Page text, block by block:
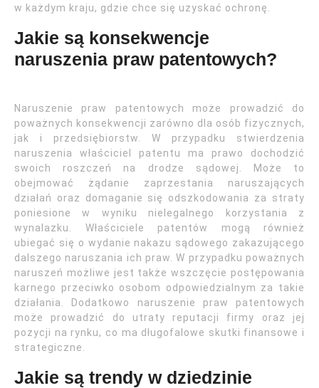
w każdym kraju, gdzie chce się uzyskać ochronę.
Jakie są konsekwencje
naruszenia praw patentowych?
Naruszenie praw patentowych może prowadzić do
poważnych konsekwencji zarówno dla osób fizycznych,
jak i przedsiębiorstw. W przypadku stwierdzenia
naruszenia właściciel patentu ma prawo dochodzić
swoich roszczeń na drodze sądowej. Może to
obejmować żądanie zaprzestania naruszających
działań oraz domaganie się odszkodowania za straty
poniesione w wyniku nielegalnego korzystania z
wynalazku. Właściciele patentów mogą również
ubiegać się o wydanie nakazu sądowego zakazującego
dalszego naruszania ich praw. W przypadku poważnych
naruszeń możliwe jest także wszczęcie postępowania
karnego przeciwko osobom odpowiedzialnym za takie
działania. Dodatkowo naruszenie praw patentowych
może prowadzić do utraty reputacji firmy oraz jej
pozycji na rynku, co ma długofalowe skutki finansowe i
strategiczne.
Jakie są trendy w dziedzinie